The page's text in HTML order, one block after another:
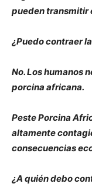
pueden transmitir
¿Puedo contraer
No. Los humanos
porcina africana.
Peste Porcina
altamente
consecuencias
¿A quién debo